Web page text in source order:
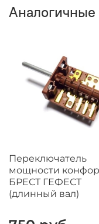
Аналогичные
Переключатель
мощности
БРЕСТ ГЕФЕСТ
(длинный вал)